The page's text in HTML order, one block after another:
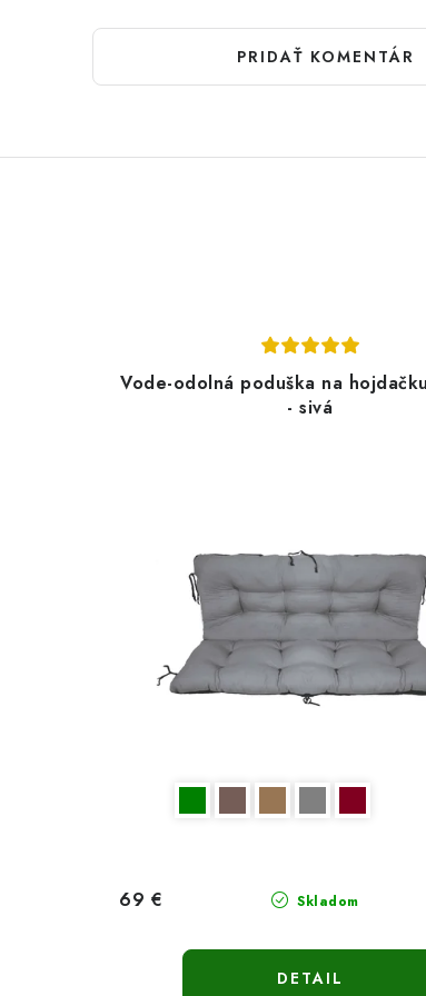
PRIDAŤ KOMENTÁR
Vode-odolná poduška na
- sivá
Skladom
69 €
DETAIL